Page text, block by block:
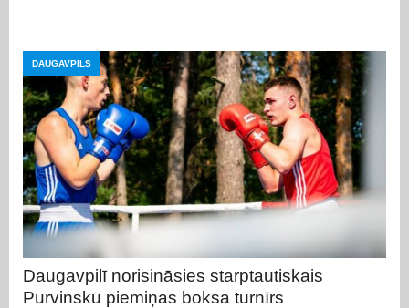
DAUGAVPILS
Daugavpilī norisināsies starptautiskais
Purvinsku piemiņas boksa turnīrs